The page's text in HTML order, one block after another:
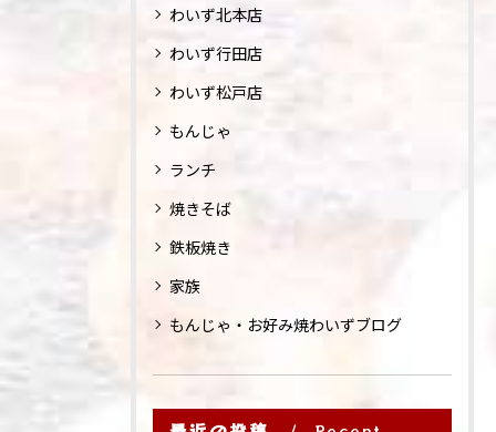
わいず北本店
わいず行田店
わいず松戸店
もんじゃ
ランチ
焼きそば
鉄板焼き
家族
もんじゃ・お好み焼わいずブログ